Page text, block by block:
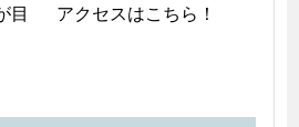
目
アクセスはこちら！